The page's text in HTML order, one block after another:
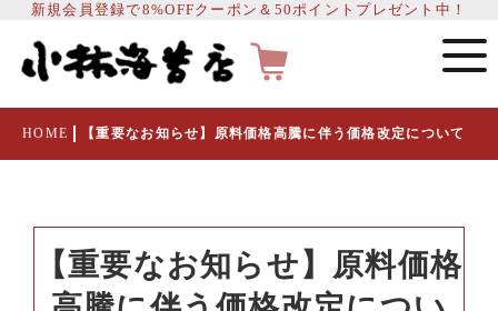
新規会員登録で8%OFFクーポン＆50ポイントプレゼント中！
HOME 【重要なお知らせ】原料価格高騰に伴う価格改定について
【重要なお知らせ】原料価格